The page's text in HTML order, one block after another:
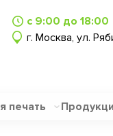
с 9:00 до 18:00
г. Москва, ул.
печать